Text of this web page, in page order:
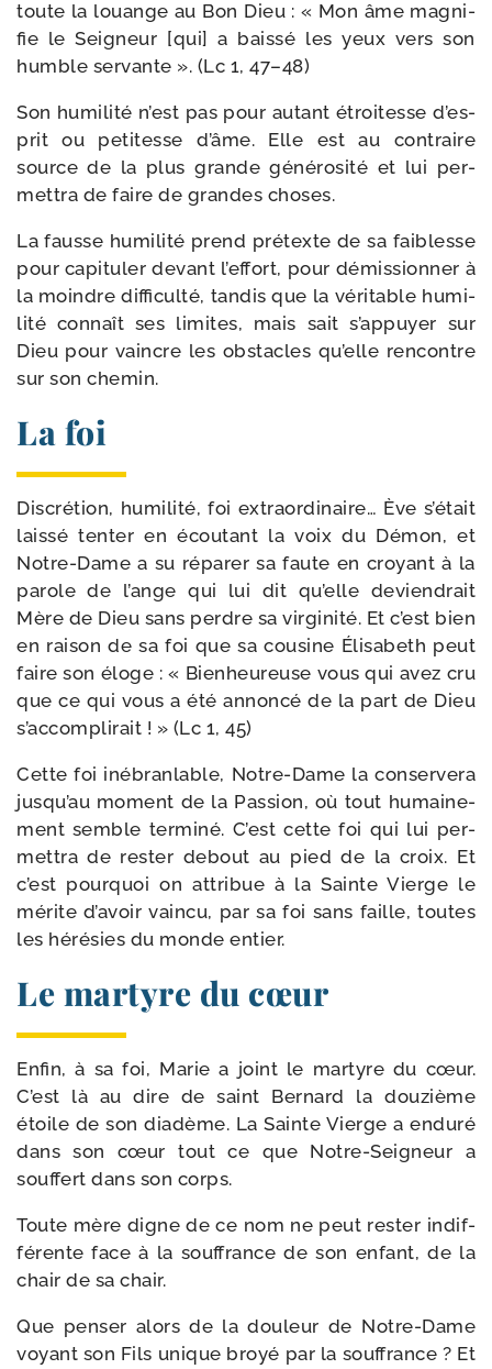
toute la louange au Bon Dieu : « Mon âme magni­
fie le Seigneur [qui] a bais­sé les yeux vers son
humble ser­vante ». (Lc 1, 47–48)
Son humi­li­té n’est pas pour autant étroi­tesse d’es­
prit ou peti­tesse d’âme. Elle est au contraire
source de la plus grande géné­ro­si­té et lui per­
met­tra de faire de grandes choses.
La fausse humi­li­té prend pré­texte de sa fai­blesse
pour capi­tu­ler devant l’ef­fort, pour démis­sion­ner à
la moindre dif­fi­cul­té, tan­dis que la véri­table humi­
li­té connaît ses limites, mais sait s’ap­puyer sur
Dieu pour vaincre les obs­tacles qu’elle ren­contre
sur son chemin.
La foi
Discrétion, humi­li­té, foi extra­or­di­naire… Ève s’é­tait
lais­sé ten­ter en écou­tant la voix du Démon, et
Notre-​Dame a su répa­rer sa faute en croyant à la
parole de l’ange qui lui dit qu’elle devien­drait
Mère de Dieu sans perdre sa vir­gi­ni­té. Et c’est bien
en rai­son de sa foi que sa cou­sine Élisabeth peut
faire son éloge : « Bienheureuse vous qui avez cru
que ce qui vous a été annon­cé de la part de Dieu
s’ac­com­pli­rait ! » (Lc 1, 45)
Cette foi inébran­lable, Notre-​Dame la conser­ve­ra
jus­qu’au moment de la Passion, où tout humai­ne­
ment semble ter­mi­né. C’est cette foi qui lui per­
met­tra de res­ter debout au pied de la croix. Et
c’est pour­quoi on attri­bue à la Sainte Vierge le
mérite d’a­voir vain­cu, par sa foi sans faille, toutes
les héré­sies du monde entier.
Le martyre du cœur
Enfin, à sa foi, Marie a joint le mar­tyre du cœur.
C’est là au dire de saint Bernard la dou­zième
étoile de son dia­dème. La Sainte Vierge a endu­ré
dans son cœur tout ce que Notre-​Seigneur a
souf­fert dans son corps.
Toute mère digne de ce nom ne peut res­ter indif­
fé­rente face à la souf­france de son enfant, de la
chair de sa chair.
Que pen­ser alors de la dou­leur de Notre-​Dame
voyant son Fils unique broyé par la souf­france ? Et